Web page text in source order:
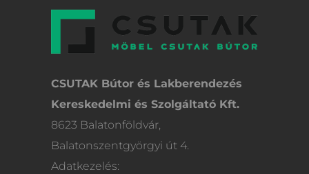
CSUTAK Bútor és Lakberendezés
Kereskedelmi és Szolgáltató Kft.
8623 Balatonföldvár,
Balatonszentgyörgyi út 4.
Adatkezelés: